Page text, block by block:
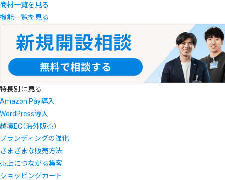
商材一覧を見る
機能一覧を見る
特長別に見る
Amazon Pay導入
WordPress導入
越境EC（海外販売）
ブランディングの強化
さまざまな販売方法
売上につながる集客
ショッピングカート